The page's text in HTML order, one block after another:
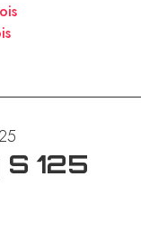
125